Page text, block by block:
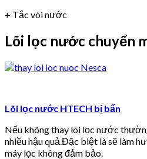
+ Tắc vòi nước
Lõi lọc nước chuyển
Lõi lọc nước HTECH bị bẩn
Nếu không thay lõi lọc nước
nhiều hậu quả.Đặc biệt là sẽ làm
máy lọc không đảm bảo.